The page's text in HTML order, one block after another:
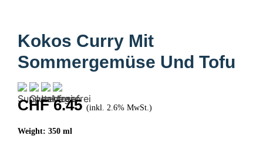
Kokos Curry Mit
Sommergemüse Und Tofu
CHF6.45 (inkl. 2.6% MwSt.)
Weight: 350 ml